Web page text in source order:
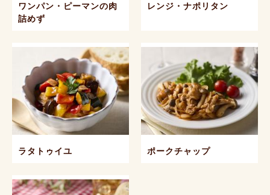
ワンパン・ピーマンの肉
詰めず
レンジ・ナポリタン
ラタトゥイユ ポークチャップ